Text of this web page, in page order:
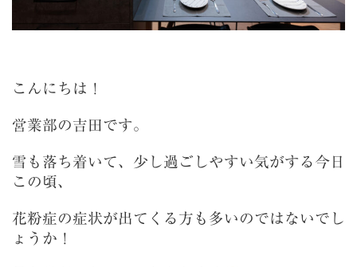
こんにちは！
営業部の吉田です。
雪も落ち着いて、少し過ごしやすい気がする今日
この頃、
花粉症の症状が出てくる方も多いのではないでし
ょうか！